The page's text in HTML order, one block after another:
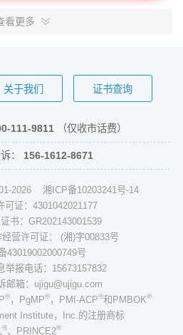
看更多
关于我们 证书查询
111-9811 （仅收市话费）
： 156-1612-8671
2026 湘ICP备10203241号-14
可证：4301042021177
书：GR202143001539
营许可证： (湘)字00833号
43019002000749号
举报电话：15673157832
邮箱：ujigu@ujigu.com
®，PgMP®，PMI-ACP®和PMBOK®
Institute，Inc.的注册商标
®、PRINCE2®